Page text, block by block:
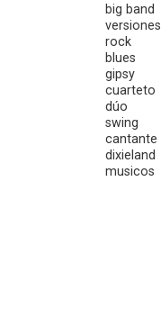
big band
versiones
rock
blues
gipsy
cuarteto
dúo
swing
cantante
dixieland
musicos